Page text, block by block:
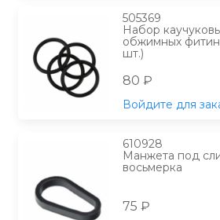
505369
Набор
обжимных
шт.)
80 ₽
Войдите для
610928
Манжета под
восьмерка
75 ₽